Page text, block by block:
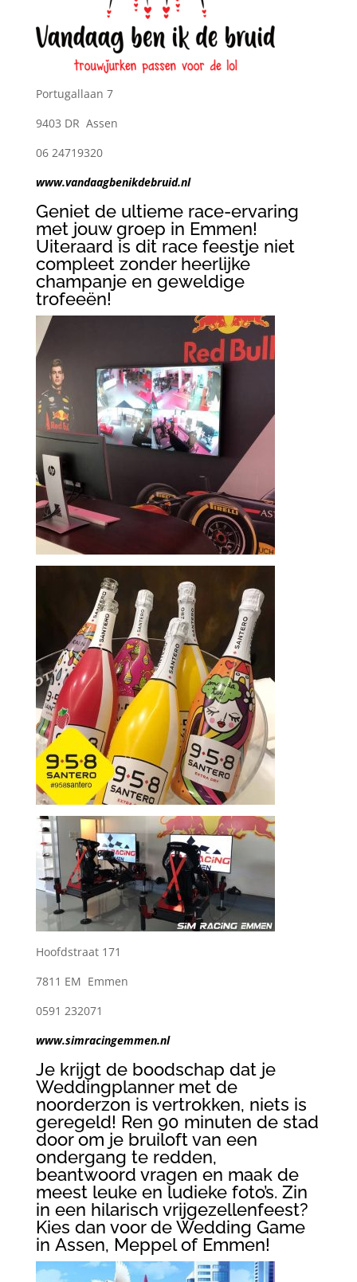
Portugallaan 7
9403 DR Assen
06 24719320
www.vandaagbenikdebruid.nl
Geniet de ultieme race-ervaring
met jouw groep in Emmen!
Uiteraard is dit race feestje niet
compleet zonder heerlijke
champanje en geweldige
trofeeën!
Hoofdstraat 171
7811 EM Emmen
0591 232071
www.simracingemmen.nl
Je krijgt de boodschap dat je
Weddingplanner met de
noorderzon is vertrokken, niets is
geregeld! Ren 90 minuten de stad
door om je bruiloft van een
ondergang te redden,
beantwoord vragen en maak de
meest leuke en ludieke foto’s. Zin
in een hilarisch vrijgezellenfeest?
Kies dan voor de Wedding Game
in Assen, Meppel of Emmen!